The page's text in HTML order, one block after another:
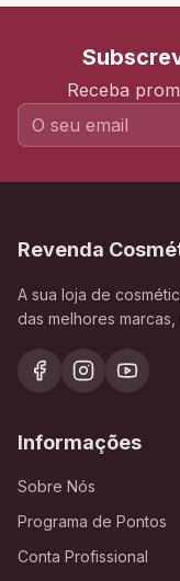
Receba
Revenda
A sua loja de
das melhores
Informações
Sobre Nós
Programa de Pontos
Conta Profissional